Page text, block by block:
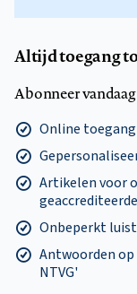
Altijd toegang
Abonneer
Online
Artikelen voor
Onbeperkt
Antwoorden op
NTVG'